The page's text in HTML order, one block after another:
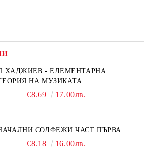
- ЕЛЕМЕНТАРНА
НА МУЗИКАТА
€8.69 17.00лв.
СОЛФЕЖИ ЧАСТ ПЪРВА
€8.18 16.00лв.